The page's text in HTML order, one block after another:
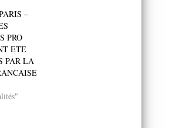
–
PRO
ETE
PAR LA